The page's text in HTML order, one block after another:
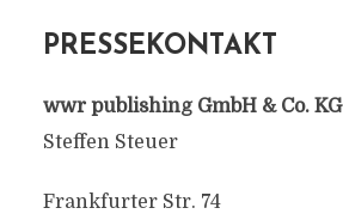
PRESSEKONTAKT
wwr publishing GmbH & Co. KG
Steffen Steuer
Frankfurter Str. 74